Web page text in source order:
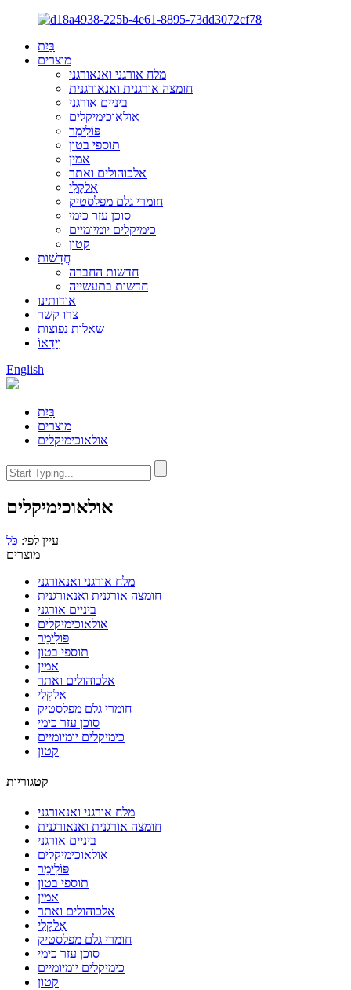
בַּיִת
מוצרים
מלח אורגני ואנאורגני
חומצה אורגנית ואנאורגנית
ביניים אורגני
אולאוכימיקלים
פּוֹלִימֵר
תוספי בטון
אמין
אלכוהולים ואתר
אַלקָלִי
חומרי גלם מפלסטיק
סוכן עזר כימי
כימיקלים יומיומיים
קטון
חֲדָשׁוֹת
חדשות החברה
חדשות בתעשייה
אודותינו
צרו קשר
שאלות נפוצות
וִידֵאוֹ
English
בַּיִת
מוצרים
אולאוכימיקלים
אולאוכימיקלים
עיין לפי: כֹּל
מוצרים
מלח אורגני ואנאורגני
חומצה אורגנית ואנאורגנית
ביניים אורגני
אולאוכימיקלים
פּוֹלִימֵר
תוספי בטון
אמין
אלכוהולים ואתר
אַלקָלִי
חומרי גלם מפלסטיק
סוכן עזר כימי
כימיקלים יומיומיים
קטון
קטגוריות
מלח אורגני ואנאורגני
חומצה אורגנית ואנאורגנית
ביניים אורגני
אולאוכימיקלים
פּוֹלִימֵר
תוספי בטון
אמין
אלכוהולים ואתר
אַלקָלִי
חומרי גלם מפלסטיק
סוכן עזר כימי
כימיקלים יומיומיים
קטון